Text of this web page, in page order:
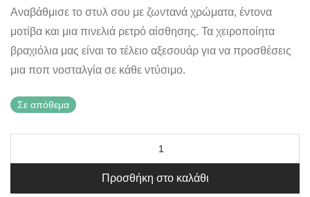
Αναβάθμισε το στυλ σου με ζωντανά χρώματα, έντονα
μοτίβα και μια πινελιά ρετρό αίσθησης. Τα χειροποίητα
βραχιόλια μας είναι το τέλειο αξεσουάρ για να προσθέσεις
μια ποπ νοσταλγία σε κάθε ντύσιμο.
Σε απόθεμα
Προσθήκη στο καλάθι